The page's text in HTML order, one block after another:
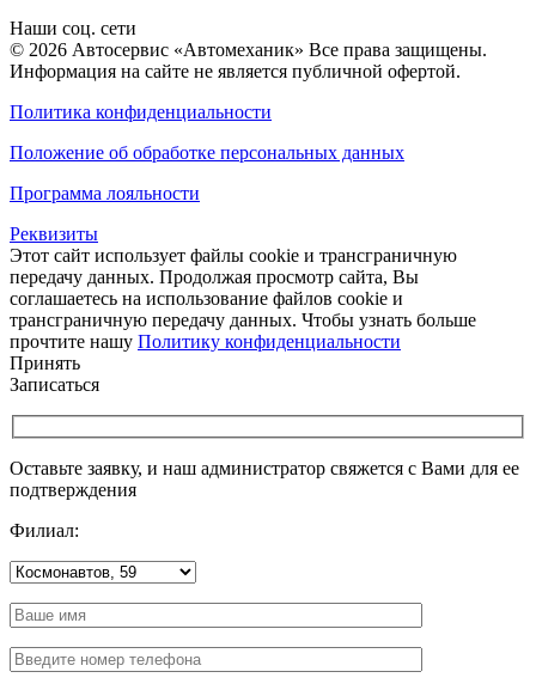
Наши соц. сети
© 2026 Автосервис «Автомеханик» Все права защищены.
Информация на сайте не является публичной офертой.
Политика конфиденциальности
Положение об обработке персональных данных
Программа лояльности
Реквизиты
Этот сайт использует файлы cookie и трансграничную
передачу данных. Продолжая просмотр сайта, Вы
соглашаетесь на использование файлов cookie и
трансграничную передачу данных. Чтобы узнать больше
прочтите нашу Политику конфиденциальности
Принять
Записаться
Оставьте заявку, и наш администратор свяжется с Вами для ее
подтверждения
Филиал: